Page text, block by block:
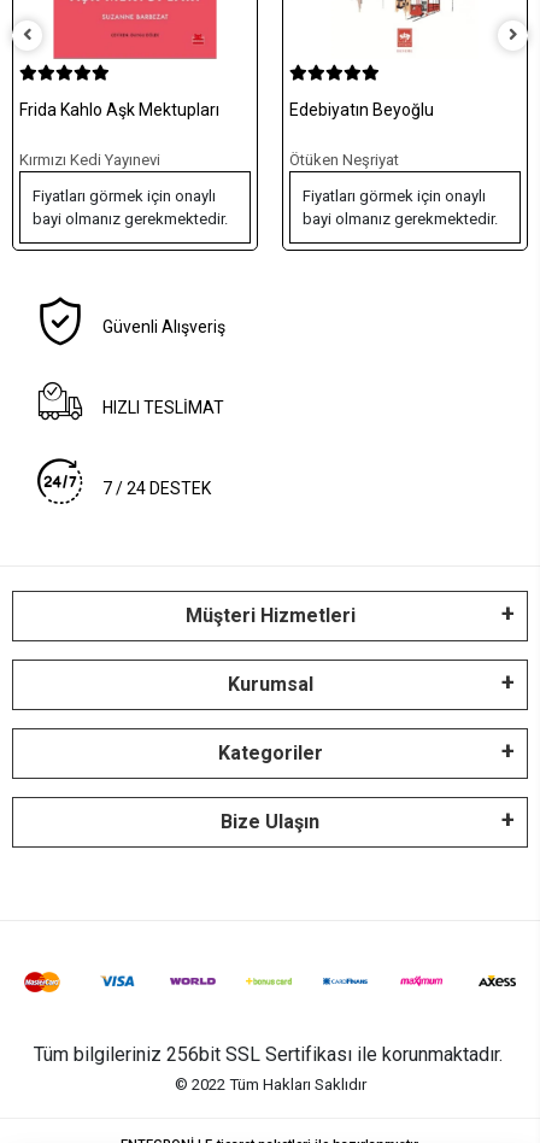
Frida Kahlo Aşk Mektupları
Kırmızı Kedi Yayınevi
Fiyatları görmek için onaylı
bayi olmanız gerekmektedir.
Edebiyatın Beyoğlu
Ötüken Neşriyat
Fiyatları görmek için onaylı
bayi olmanız gerekmektedir.
Güvenli Alışveriş
HIZLI TESLİMAT
7 / 24 DESTEK
Müşteri Hizmetleri
Kurumsal
Kategoriler
Bize Ulaşın
Tüm bilgileriniz 256bit SSL Sertifikası ile korunmaktadır.
© 2022 Tüm Hakları Saklıdır